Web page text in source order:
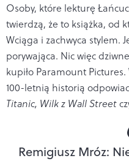
Osoby, które lekturę
twierdzą, że to książka, od
Wciąga i zachwyca stylem.
porywająca. Nic więc
kupiło Paramount
100-letnią historią
Titanic, Wilk z Wall Street
Remigiusz Mróz: